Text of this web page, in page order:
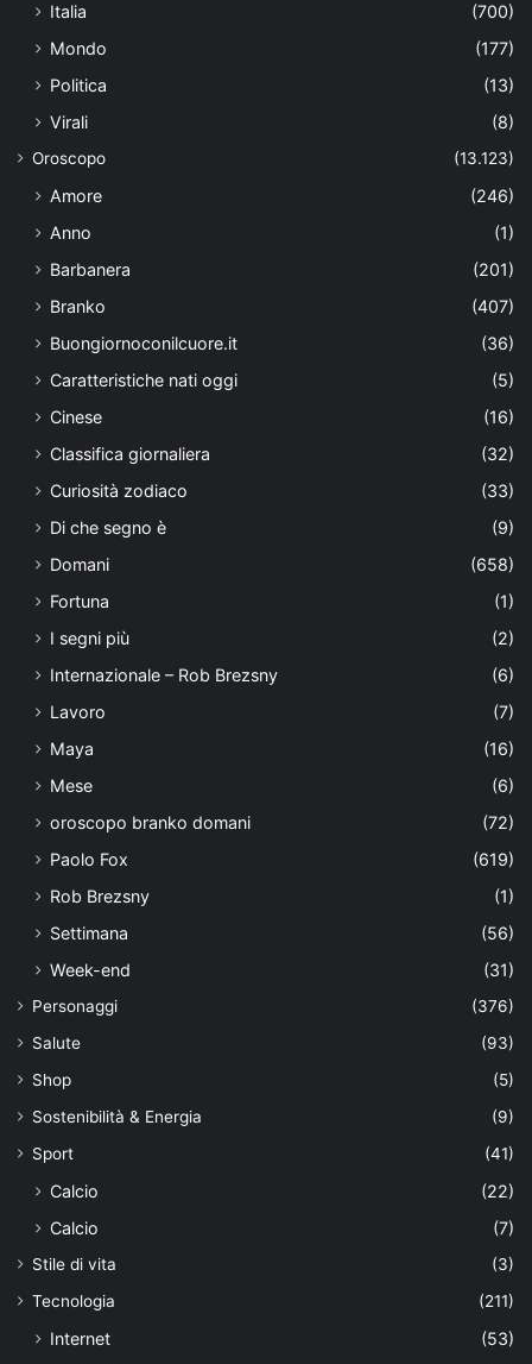
Italia
(700)
Mondo
(177)
Politica
(13)
Virali
(8)
Oroscopo (13.123)
Amore
(246)
Anno
(1)
Barbanera
(201)
Branko
(407)
Buongiornoconilcuore.it
(36)
Caratteristiche nati oggi
(5)
Cinese
(16)
Classifica giornaliera
(32)
Curiosità zodiaco
(33)
Di che segno è
(9)
Domani
(658)
Fortuna
(1)
I segni più
(2)
Internazionale – Rob Brezsny
(6)
Lavoro
(7)
Maya
(16)
Mese
(6)
oroscopo branko domani
(72)
Paolo Fox
(619)
Rob Brezsny
(1)
Settimana
(56)
Week-end
(31)
Personaggi
(376)
Salute
(93)
Shop
(5)
Sostenibilità & Energia
(9)
Sport
(41)
Calcio
(22)
Calcio
(7)
Stile di vita
(3)
Tecnologia
(211)
Internet
(53)